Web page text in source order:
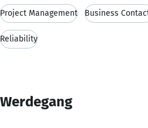
Project Management Business
Reliability
Werdegang